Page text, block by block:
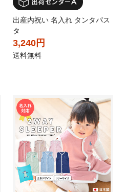
出産内祝い 名入れ タンタパス
タ
3,240円
送料無料